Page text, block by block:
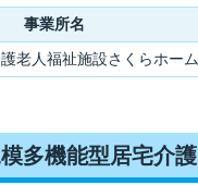
事業所名
老人福祉施設さくらホーム
多機能型居宅介護